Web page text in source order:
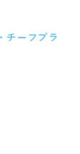
チーフプラ